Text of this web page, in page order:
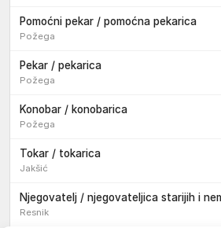
Pomoćni pekar / pomoćna pekarica
Požega
Pekar / pekarica
Požega
Konobar / konobarica
Požega
Tokar / tokarica
Jakšić
Njegovatelj / njegovateljica starijih i
Resnik